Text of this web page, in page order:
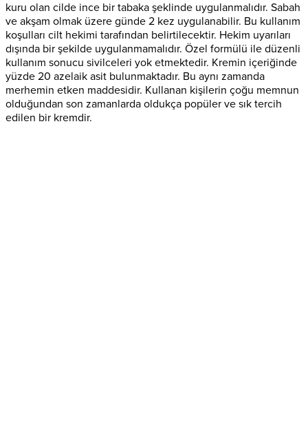
kuru olan cilde ince bir tabaka şeklinde uygulanmalıdır. Sabah
ve akşam olmak üzere günde 2 kez uygulanabilir. Bu kullanım
koşulları cilt hekimi tarafından belirtilecektir. Hekim uyarıları
dışında bir şekilde uygulanmamalıdır. Özel formülü ile düzenli
kullanım sonucu sivilceleri yok etmektedir. Kremin içeriğinde
yüzde 20 azelaik asit bulunmaktadır. Bu aynı zamanda
merhemin etken maddesidir. Kullanan kişilerin çoğu memnun
olduğundan son zamanlarda oldukça popüler ve sık tercih
edilen bir kremdir.